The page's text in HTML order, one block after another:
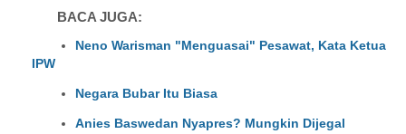
BACA JUGA:
Neno Warisman "Menguasai" Pesawat, Kata Ketua
IPW
Negara Bubar Itu Biasa
Anies Baswedan Nyapres? Mungkin Dijegal